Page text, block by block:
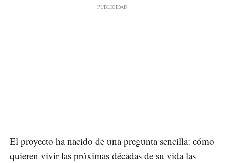
El proyecto ha nacido de una pregunta sencilla: cómo
quieren vivir las próximas décadas de su vida las